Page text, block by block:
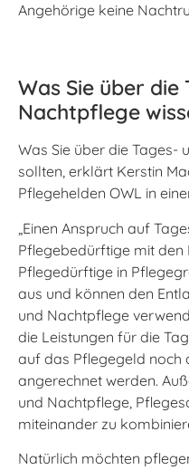
Angehörige keine
Was Sie über die
Nachtpflege
Was Sie über die Tages-
sollten, erklärt Kerstin
Pflegehelden OWL in
„Einen Anspruch auf
Pflegebedürftige mit den
Pflegedürftige in
aus und können den
und Nachtpflege
die Leistungen für die
auf das Pflegegeld noch
angerechnet werden.
und Nachtpflege,
miteinander zu
Natürlich möchten